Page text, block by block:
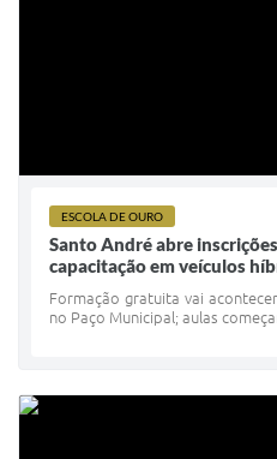
ESCOLA DE OURO
Santo André abre
capacitação em veículos
Formação gratuita vai
no Paço Municipal; aulas